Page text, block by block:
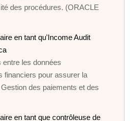
des procédures. (ORACLE
en tant qu'Income Audit
les données
financiers pour assurer la
des paiements et des
en tant que contrôleuse de